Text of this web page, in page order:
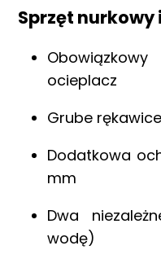
Sprzęt nurkowy
ocieplacz
Grube
Dodatkowa
mm
Dwa
wodę)